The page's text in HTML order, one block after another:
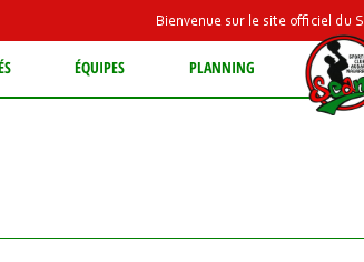
Bienvenue sur le site officiel du
ÉQUIPES PLANNING